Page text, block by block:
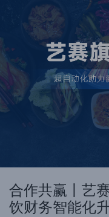
合作共赢丨艺
饮财务智能化